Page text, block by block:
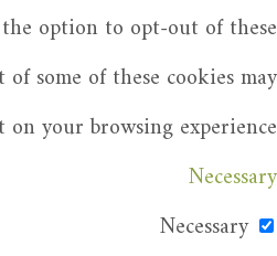
option to opt-out of these
some of these cookies may
on your browsing experience.
Necessary
Necessary